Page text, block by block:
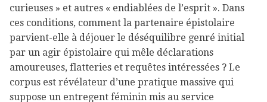
curieuses » et autres « endiablées de l’esprit ». Dans
ces conditions, comment la partenaire épistolaire
parvient-elle à déjouer le déséquilibre genré initial
par un agir épistolaire qui mêle déclarations
amoureuses, flatteries et requêtes intéressées ? Le
corpus est révélateur d’une pratique massive qui
suppose un entregent féminin mis au service